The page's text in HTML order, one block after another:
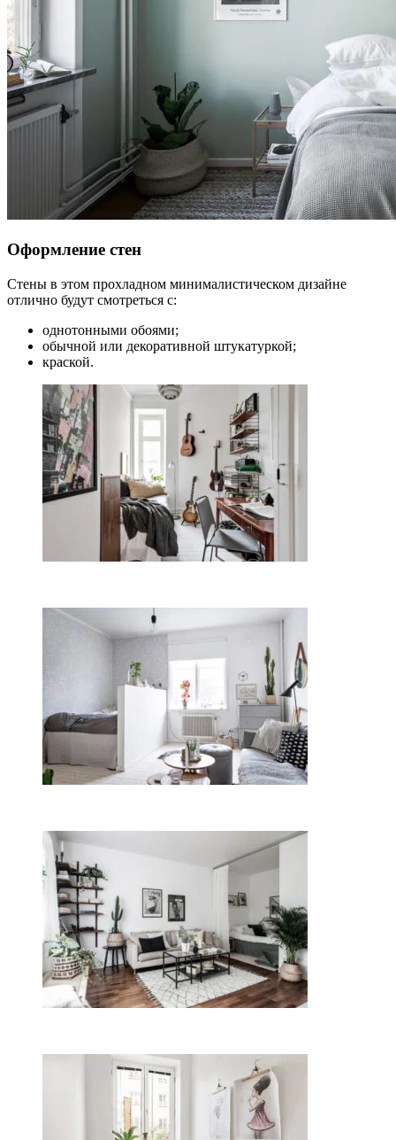
Оформление стен
Стены в этом прохладном минималистическом дизайне
отлично будут смотреться с:
однотонными обоями;
обычной или декоративной штукатуркой;
краской.